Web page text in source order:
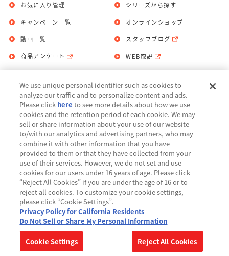
お気に入り管理 シリーズから探す
キャンペーン一覧
動画一覧
商品アンケート
オンラインショップ
スタッフブログ
WEB取説
お問い合わせ 個人情報保護方針
利用規約
Do Not Sell or Share My Personal
Information
アレルギー情報
©BANDAI
▼コピーライト一覧を表示する
We use unique personal identifier such as cookies to
analyze our traffic and to personalize content and ads.
Please click here to see more details about how we use
cookies and the retention period of each cookie. We may
sell or share information about your use of our website
to/with our analytics and advertising partners, who may
combine it with other information that you have
provided to them or that they have collected from your
use of their services. However, we do not set and use
cookies for our users under 16 years of age. Please click
“Reject All Cookies” if you are under the age of 16 or to
reject all cookies. To customize your cookie settings,
please click “Cookie Settings”.
Privacy Policy for California Residents
Do Not Sell or Share My Personal Information
Cookie Settings Reject All Cookies